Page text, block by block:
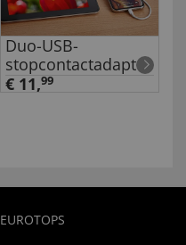
Duo-USB-
stopcontactadapter
€ 11,99
EUROTOPS